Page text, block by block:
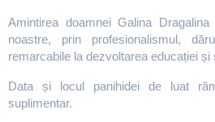
Amintirea doamnei Galina
noastre, prin profesionalismul,
remarcabile la dezvoltarea educației și
Data și locul panihidei de luat
suplimentar.